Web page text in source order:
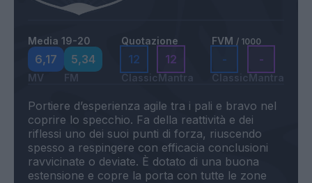
Media 19-20
6,17
MV
5,34
FM
Quotazione
12
Classic
12
Mantra
FVM / 1000
-
Classic
-
Mantra
Portiere d’esperienza agile tra i pali e bravo nel
coprire lo specchio. Fa della reattività e dei
riflessi uno dei suoi punti di forza, riuscendo
spesso a respingere con efficacia conclusioni
ravvicinate o deviate. È dotato di una buona
estensione e copre la porta con tutte le zone